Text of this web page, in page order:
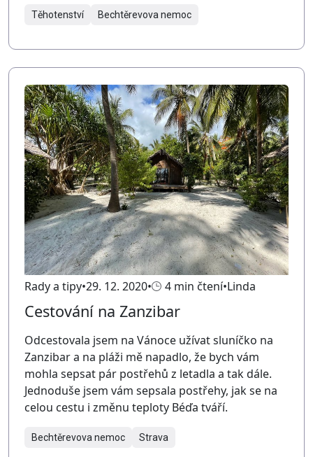
Těhotenství Bechtěrevova nemoc
Rady a tipy 29. 12. 2020 4 min čtení Linda
Cestování na Zanzibar
Odcestovala jsem na Vánoce užívat sluníčko na
Zanzibar a na pláži mě napadlo, že bych vám
mohla sepsat pár postřehů z letadla a tak dále.
Jednoduše jsem vám sepsala postřehy, jak se na
celou cestu i změnu teploty Béďa tváří.
Bechtěrevova nemoc Strava